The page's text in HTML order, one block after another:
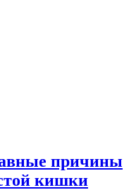
причины
кишки